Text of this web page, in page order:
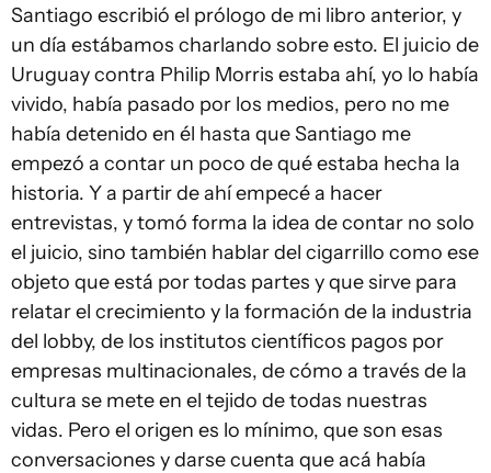
Santiago escribió el prólogo de mi libro anterior, y
un día estábamos charlando sobre esto. El juicio de
Uruguay contra Philip Morris estaba ahí, yo lo había
vivido, había pasado por los medios, pero no me
había detenido en él hasta que Santiago me
empezó a contar un poco de qué estaba hecha la
historia. Y a partir de ahí empecé a hacer
entrevistas, y tomó forma la idea de contar no solo
el juicio, sino también hablar del cigarrillo como ese
objeto que está por todas partes y que sirve para
relatar el crecimiento y la formación de la industria
del lobby, de los institutos científicos pagos por
empresas multinacionales, de cómo a través de la
cultura se mete en el tejido de todas nuestras
vidas. Pero el origen es lo mínimo, que son esas
conversaciones y darse cuenta que acá había